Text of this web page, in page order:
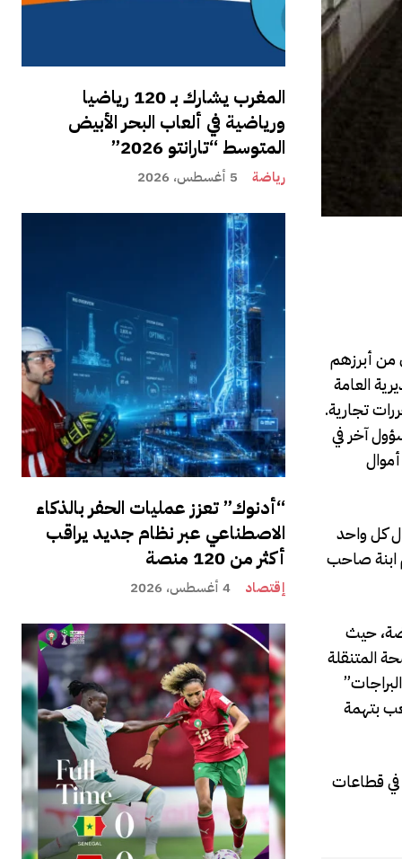
المغرب يشارك بـ 120 رياضيا
ورياضية في ألعاب البحر الأبيض
المتوسط “تارانتو 2026”
رياضة 5 أغسطس، 2026
“أدنوك” تعزز عمليات الحفر بالذكاء
الاصطناعي عبر نظام جديد يراقب
أكثر من 120 منصة
إقتصاد 4 أغسطس، 2026
من أبرزهم
500 مليون درهم لصالح المديرية العامة
تجارية.
آخر في
أموال
كل واحد
ابنة صاحب
حيث
المتنقلة
بتهمة
في قطاعات